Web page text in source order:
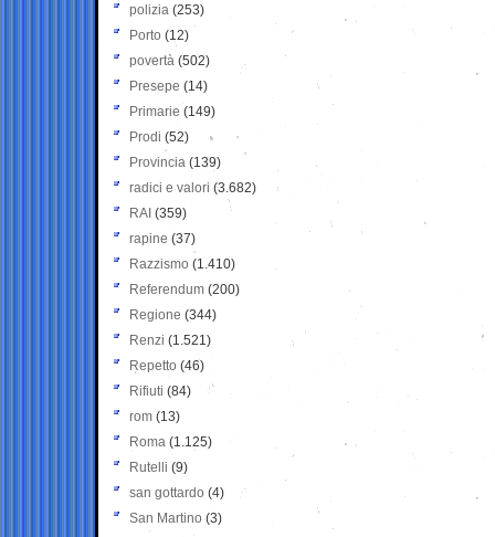
polizia (253)
Porto (12)
povertà (502)
Presepe (14)
Primarie (149)
Prodi (52)
Provincia (139)
radici e valori (3.682)
RAI (359)
rapine (37)
Razzismo (1.410)
Referendum (200)
Regione (344)
Renzi (1.521)
Repetto (46)
Rifiuti (84)
rom (13)
Roma (1.125)
Rutelli (9)
san gottardo (4)
San Martino (3)